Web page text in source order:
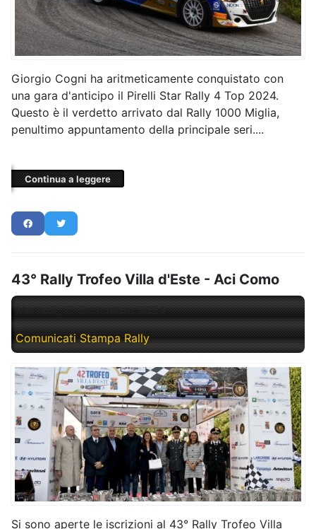
Giorgio Cogni ha aritmeticamente conquistato con
una gara d'anticipo il Pirelli Star Rally 4 Top 2024.
Questo è il verdetto arrivato dal Rally 1000 Miglia,
penultimo appuntamento della principale seri....
Continua a leggere
43° Rally Trofeo Villa d'Este - Aci Como
Martedì, 17 Settembre 2024
Comunicati Stampa Rally
Si sono aperte le iscrizioni al 43° Rally Trofeo Villa